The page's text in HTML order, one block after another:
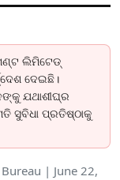
ଲିମିଟେଡ୍
ଦେଇଛି।
ଯଥାଶୀଘ୍ର
ସୁବିଧା ପ୍ରତିଷ୍ଠାକୁ
| June 22,